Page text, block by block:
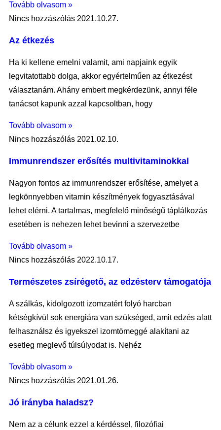
Tovább olvasom »
Nincs hozzászólás 2021.10.27.
Az étkezés
Ha ki kellene emelni valamit, ami napjaink egyik
legvitatottabb dolga, akkor egyértelműen az étkezést
választanám. Ahány embert megkérdezünk, annyi féle
tanácsot kapunk azzal kapcsoltban, hogy
Tovább olvasom »
Nincs hozzászólás 2021.02.10.
Immunrendszer erősítés multivitaminokkal
Nagyon fontos az immunrendszer erősítése, amelyet a
legkönnyebben vitamin készítmények fogyasztásával
lehet elérni. A tartalmas, megfelelő minőségű táplálkozás
esetében is nehezen lehet bevinni a szervezetbe
Tovább olvasom »
Nincs hozzászólás 2022.10.17.
Természetes zsírégető, az edzésterv támogatója
A szálkás, kidolgozott izomzatért folyó harcban
kétségkívül sok energiára van szükséged, amit edzés alatt
felhasználsz és igyekszel izomtömeggé alakítani az
esetleg meglevő túlsúlyodat is. Nehéz
Tovább olvasom »
Nincs hozzászólás 2021.01.26.
Jó irányba haladsz?
Nem az a célunk ezzel a kérdéssel, filozófiai